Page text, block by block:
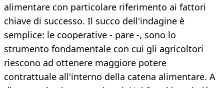
alimentare con particolare riferimento ai fattori
chiave di successo. Il succo dell'indagine è
semplice: le cooperative - pare -, sono lo
strumento fondamentale con cui gli agricoltori
riescono ad ottenere maggiore potere
contrattuale all'interno della catena alimentare. A